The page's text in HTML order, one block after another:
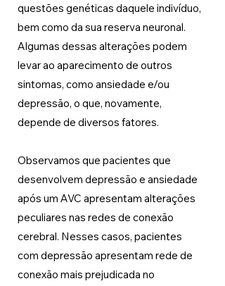
questões genéticas daquele indivíduo,
bem como da sua reserva neuronal.
Algumas dessas alterações podem
levar ao aparecimento de outros
sintomas, como ansiedade e/ou
depressão, o que, novamente,
depende de diversos fatores.
Observamos que pacientes que
desenvolvem depressão e ansiedade
após um AVC apresentam alterações
peculiares nas redes de conexão
cerebral. Nesses casos, pacientes
com depressão apresentam rede de
conexão mais prejudicada no